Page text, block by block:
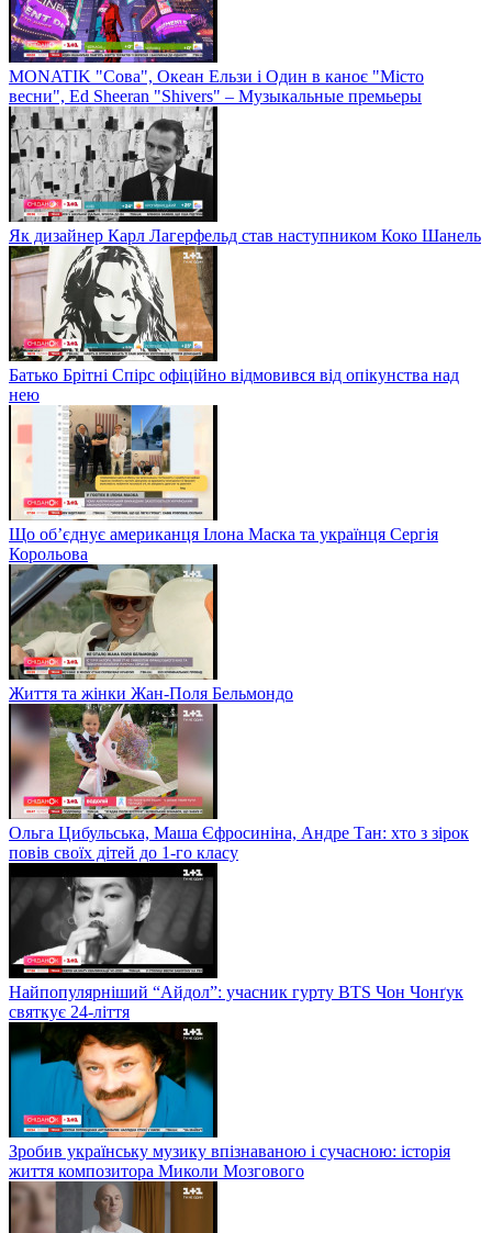
MONATIK "Сова", Океан Ельзи і Один в каноє "Місто
весни", Ed Sheeran "Shivers" – Музыкальные премьеры
Як дизайнер Карл Лагерфельд став наступником Коко Шанель
Батько Брітні Спірс офіційно відмовився від опікунства над
нею
Що об’єднує американця Ілона Маска та українця Сергія
Корольова
Життя та жінки Жан-Поля Бельмондо
Ольга Цибульська, Маша Єфросиніна, Андре Тан: хто з зірок
повів своїх дітей до 1-го класу
Найпопулярніший “Айдол”: учасник гурту BTS Чон Чонґук
святкує 24-ліття
Зробив українську музику впізнаваною і сучасною: історія
життя композитора Миколи Мозгового